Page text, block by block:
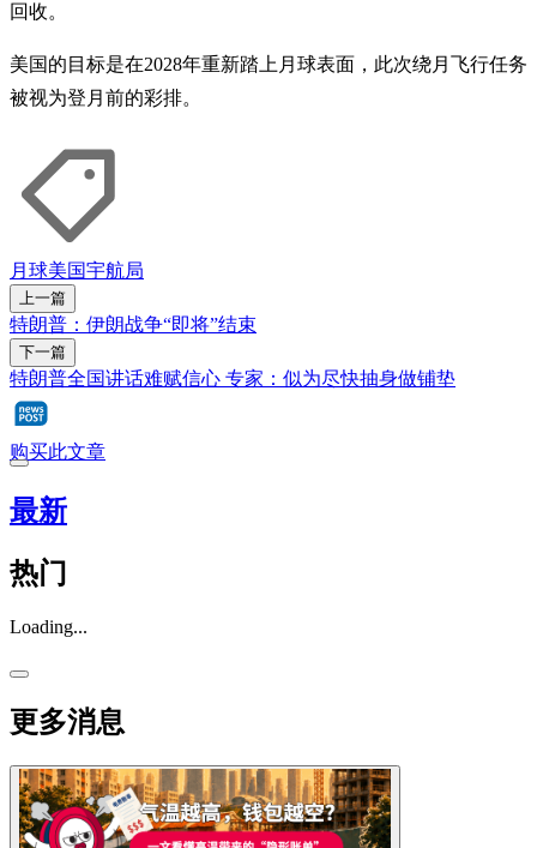
回收。
美国的目标是在2028年重新踏上月球表面，此次绕月飞行任务
被视为登月前的彩排。
月球美国宇航局
上一篇
特朗普：伊朗战争“即将”结束
下一篇
特朗普全国讲话难赋信心 专家：似为尽快抽身做铺垫
购买此文章
最新
热门
Loading...
更多消息